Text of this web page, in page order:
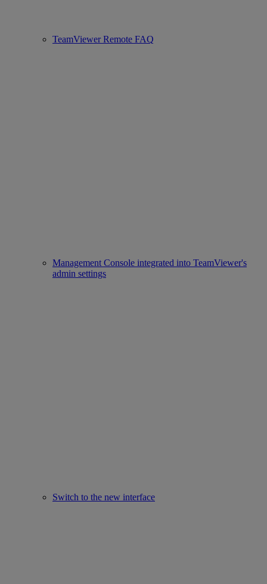
TeamViewer Remote FAQ
Management Console integrated into TeamViewer's
admin settings
Switch to the new interface